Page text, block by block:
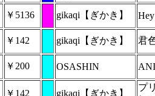
￥5136 gikaqi【ぎかき】
￥142 gikaqi【ぎかき】 君
￥200 OSASHIN
￥142 gikaqi【ぎかき】
プ